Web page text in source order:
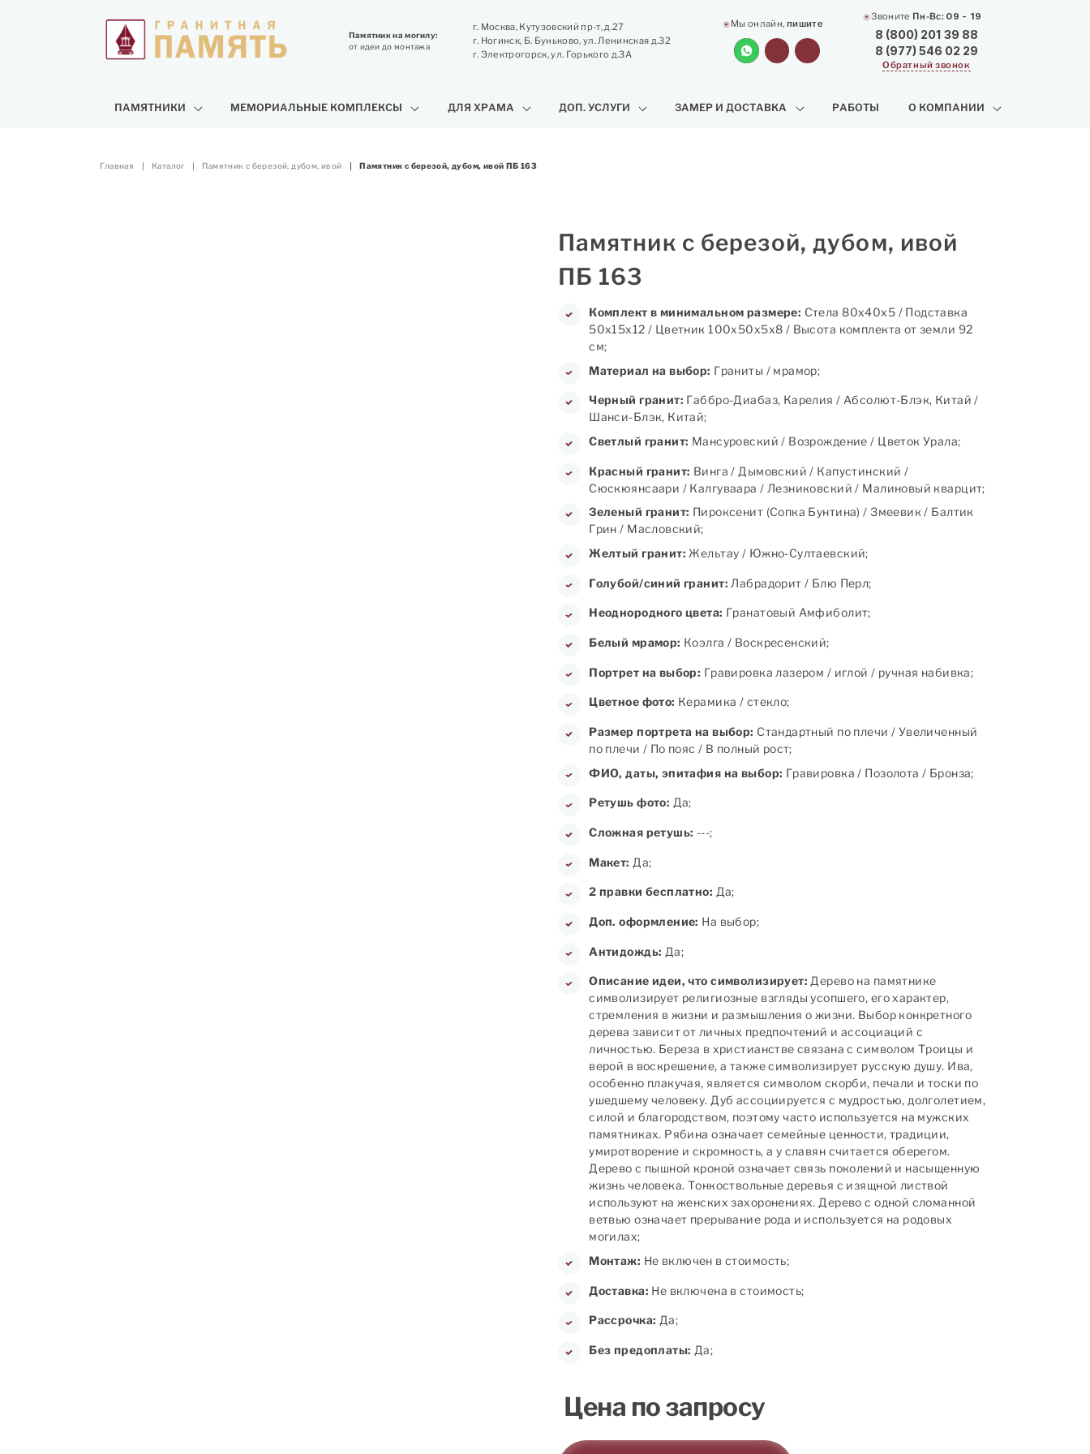
Памятник на могилу:
от идеи до монтажа
г. Москва, Кутузовский пр-т, д.27
г. Ногинск, Б. Буньково, ул. Ленинская д.32
г. Электрогорск, ул. Горького д.3А
Мы онлайн, пишите
Звоните Пн-Вс: 09 - 19
8 (800) 201 39 88
8 (977) 546 02 29
Обратный звонок
ПАМЯТНИКИ МЕМОРИАЛЬНЫЕ КОМПЛЕКСЫ ДЛЯ ХРАМА ДОП. УСЛУГИ ЗАМЕР И ДОСТАВКА РАБОТЫ О КОМПАНИИ
Главная Каталог Памятник с березой, дубом, ивой Памятник с березой, дубом, ивой ПБ 163
Памятник с березой, дубом, ивой
ПБ 163
Комплект в минимальном размере: Стела 80х40х5 / Подставка
50х15х12 / Цветник 100х50х5х8 / Высота комплекта от земли 92
см;
Материал на выбор: Граниты / мрамор;
Черный гранит: Габбро-Диабаз, Карелия / Абсолют-Блэк, Китай /
Шанси-Блэк, Китай;
Светлый гранит: Мансуровский / Возрождение / Цветок Урала;
Красный гранит: Винга / Дымовский / Капустинский /
Сюскюянсаари / Калгуваара / Лезниковский / Малиновый кварцит;
Зеленый гранит: Пироксенит (Сопка Бунтина) / Змеевик / Балтик
Грин / Масловский;
Желтый гранит: Жельтау / Южно-Султаевский;
Голубой/синий гранит: Лабрадорит / Блю Перл;
Неоднородного цвета: Гранатовый Амфиболит;
Белый мрамор: Коэлга / Воскресенский;
Портрет на выбор: Гравировка лазером / иглой / ручная набивка;
Цветное фото: Керамика / стекло;
Размер портрета на выбор: Стандартный по плечи / Увеличенный
по плечи / По пояс / В полный рост;
ФИО, даты, эпитафия на выбор: Гравировка / Позолота / Бронза;
Ретушь фото: Да;
Сложная ретушь: ---;
Макет: Да;
2 правки бесплатно: Да;
Доп. оформление: На выбор;
Антидождь: Да;
Описание идеи, что символизирует: Дерево на памятнике
символизирует религиозные взгляды усопшего, его характер,
стремления в жизни и размышления о жизни. Выбор конкретного
дерева зависит от личных предпочтений и ассоциаций с
личностью. Береза в христианстве связана с символом Троицы и
верой в воскрешение, а также символизирует русскую душу. Ива,
особенно плакучая, является символом скорби, печали и тоски по
ушедшему человеку. Дуб ассоциируется с мудростью, долголетием,
силой и благородством, поэтому часто используется на мужских
памятниках. Рябина означает семейные ценности, традиции,
умиротворение и скромность, а у славян считается оберегом.
Дерево с пышной кроной означает связь поколений и насыщенную
жизнь человека. Тонкоствольные деревья с изящной листвой
используют на женских захоронениях. Дерево с одной сломанной
ветвью означает прерывание рода и используется на родовых
могилах;
Монтаж: Не включен в стоимость;
Доставка: Не включена в стоимость;
Рассрочка: Да;
Без предоплаты: Да;
Цена по запросу